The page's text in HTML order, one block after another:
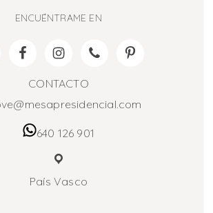
ENCUÉNTRAME EN
CONTACTO
640 126 901
País Vasco